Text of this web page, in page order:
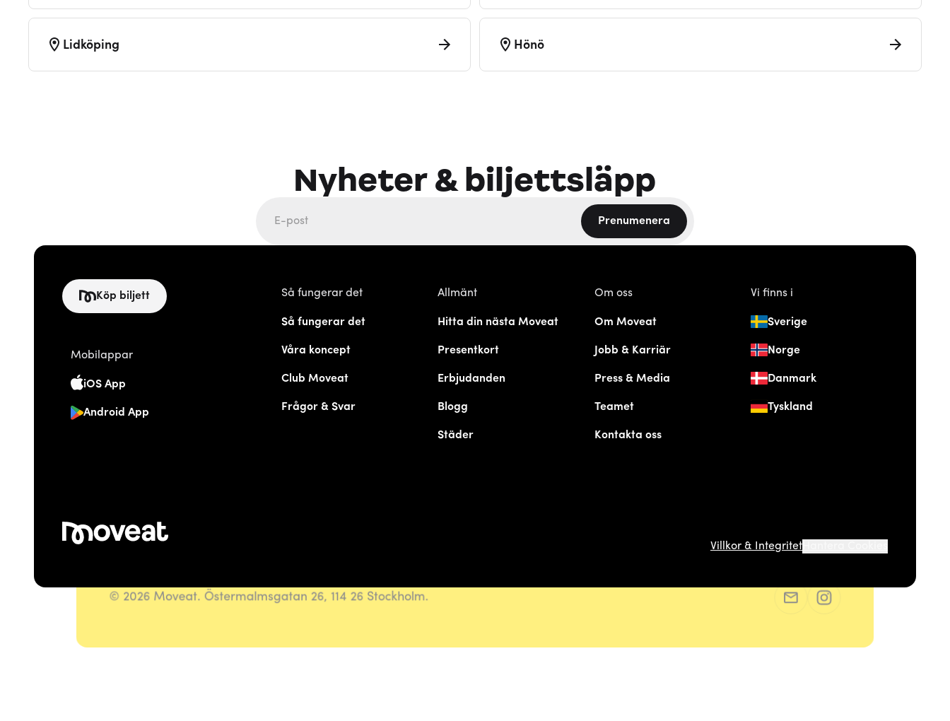
Lidköping Hönö
Nyheter & biljettsläpp
Prenumenera
Köp biljett
Mobilappar
iOS App
Android App
Så fungerar det
Så fungerar det
Våra koncept
Club Moveat
Frågor & Svar
Allmänt
Hitta din nästa Moveat
Presentkort
Erbjudanden
Blogg
Städer
Om oss
Om Moveat
Jobb & Karriär
Press & Media
Teamet
Kontakta oss
Vi finns i
Sverige
Norge
Danmark
Tyskland
Villkor & Integritet
© 2026 Moveat. Östermalmsgatan 26, 114 26 Stockholm.